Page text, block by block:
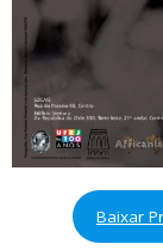
Baixar